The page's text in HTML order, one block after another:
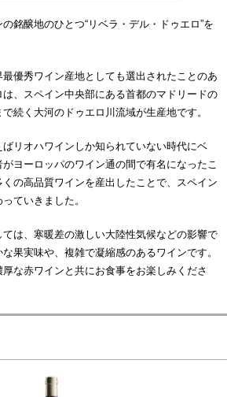
銘醸地のひとつ“リベラ・デル・ドゥエロ”を
優秀ワイン産地としても選出されたことのあ
、スペイン中央部にある首都のマドリードの
続く大河のドゥエロ川流域が生産地です。
ばリオハワインしか知られていない時代にベ
ヨーロッパのワイン通の間で有名になったこ
の高品質ワインを産出したことで、スペイン
ていきました。
は、寒暖差の激しい大陸性気候などの影響で
果実味や、複雑で凝縮感のあるワインです。
な赤ワインと共にお食事をお楽しみくださ